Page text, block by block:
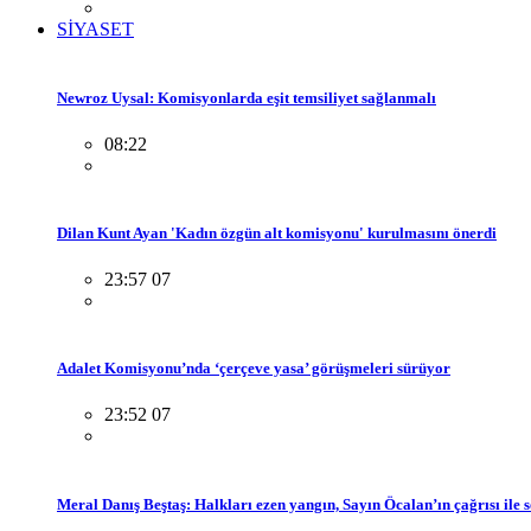
SİYASET
Newroz Uysal: Komisyonlarda eşit temsiliyet sağlanmalı
08:22
Dilan Kunt Ayan 'Kadın özgün alt komisyonu' kurulmasını önerdi
23:57 07
Adalet Komisyonu’nda ‘çerçeve yasa’ görüşmeleri sürüyor
23:52 07
Meral Danış Beştaş: Halkları ezen yangın, Sayın Öcalan’ın çağrısı ile